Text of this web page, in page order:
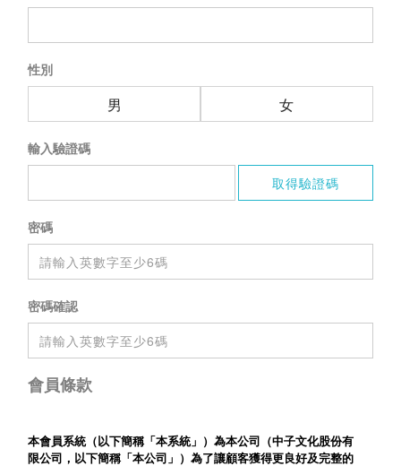
性別
男 女
輸入驗證碼
密碼
密碼確認
會員條款
本會員系統（以下簡稱「本系統」）為本公司（中子文化股份有
限公司，以下簡稱「本公司」）為了讓顧客獲得更良好及完整的